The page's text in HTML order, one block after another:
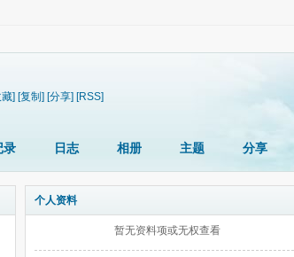
藏] [复制] [分享] [RSS]
录 日志 相册 主题 分享
个人资料
暂无资料项或无权查看